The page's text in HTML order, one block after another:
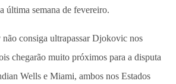
última semana de fevereiro.
consiga ultrapassar Djokovic nos
chegarão muito próximos para a disputa
Wells e Miami, ambos nos Estados